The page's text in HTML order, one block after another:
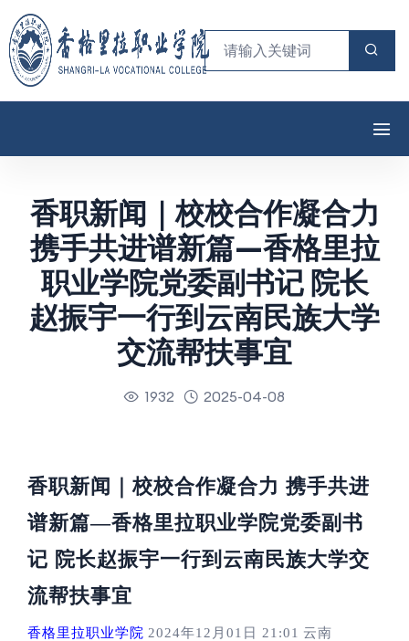
香职新闻｜校校合作凝合力
携手共进谱新篇—香格里拉
职业学院党委副书记 院长
赵振宇一行到云南民族大学
交流帮扶事宜
1932 2025-04-08
香职新闻｜校校合作凝合力 携手共进
谱新篇—香格里拉职业学院党委副书
记 院长赵振宇一行到云南民族大学交
流帮扶事宜
香格里拉职业学院 2024年12月01日 21:01 云南